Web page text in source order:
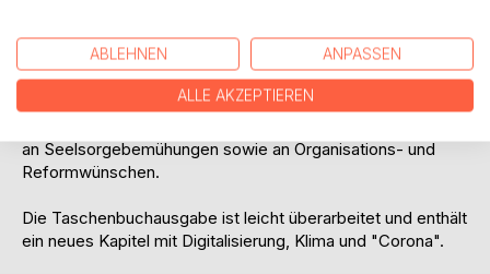
aber nicht, woher er kommt und wohin er fährt. So ist es
bei jedem, der aus dem Geist geboren wird." (Joh. 3, 8)
Der Autor beschreibt das am Pastor(Inn)en- oder
an Seelsorgebemühungen sowie an Organisations- und
Reformwünschen.
Die Taschenbuchausgabe ist leicht überarbeitet und enthält
ein neues Kapitel mit Digitalisierung, Klima und "Corona".
ABLEHNEN ANPASSEN
ALLE AKZEPTIEREN